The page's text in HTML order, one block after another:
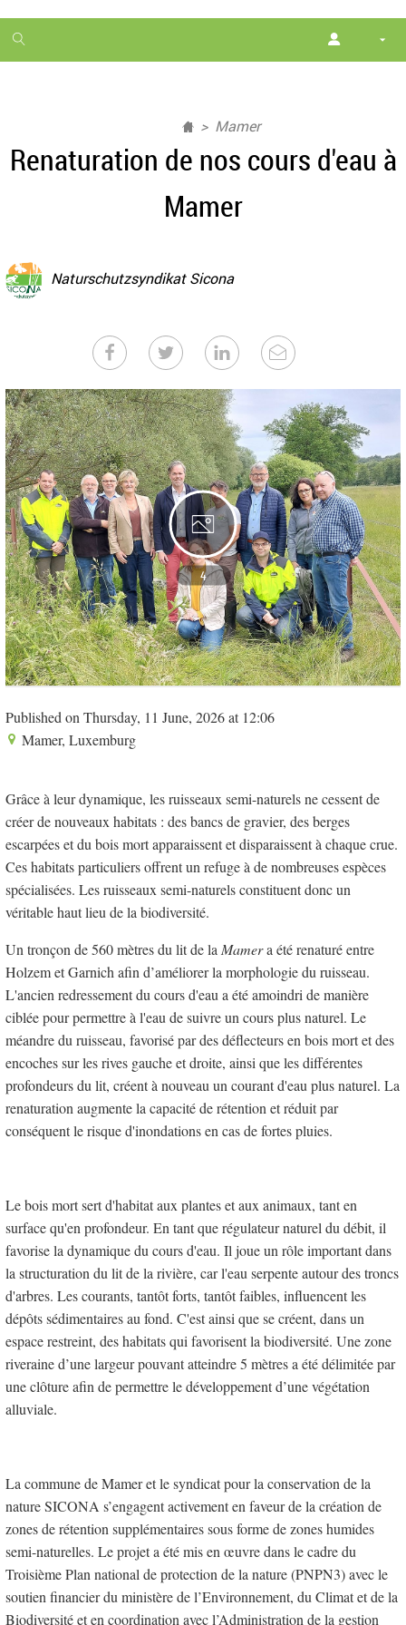
1
month
Mamer
Renaturation de nos cours d'eau à
Mamer
Naturschutzsyndikat Sicona
4
Published on Thursday, 11 June, 2026 at 12:06
Mamer, Luxemburg
Grâce à leur dynamique, les ruisseaux semi-naturels ne cessent de
créer de nouveaux habitats : des bancs de gravier, des berges
escarpées et du bois mort apparaissent et disparaissent à chaque crue.
Ces habitats particuliers offrent un refuge à de nombreuses espèces
spécialisées. Les ruisseaux semi-naturels constituent donc un
véritable haut lieu de la biodiversité.
Un tronçon de 560 mètres du lit de la Mamera été renaturé entre
Holzem et Garnich afin d’améliorer la morphologie du ruisseau.
L'ancien redressement du cours d'eau a été amoindri de manière
ciblée pour permettre à l'eau de suivre un cours plus naturel. Le
méandre du ruisseau, favorisé par des déflecteurs en bois mort et des
encoches sur les rives gauche et droite, ainsi que les différentes
profondeurs du lit, créent à nouveau un courant d'eau plus naturel. La
renaturation augmente la capacité de rétention et réduit par
conséquent le risque d'inondations en cas de fortes pluies.
Le bois mort sert d'habitat aux plantes et aux animaux, tant en
surface qu'en profondeur. En tant que régulateur naturel du débit, il
favorise la dynamique du cours d'eau. Il joue un rôle important dans
la structuration du lit de la rivière, car l'eau serpente autour des troncs
d'arbres. Les courants, tantôt forts, tantôt faibles, influencent les
dépôts sédimentaires au fond. C'est ainsi que se créent, dans un
espace restreint, des habitats qui favorisent la biodiversité. Une zone
riveraine d’une largeur pouvant atteindre 5 mètres a été délimitée par
une clôture afin de permettre le développement d’une végétation
alluviale.
La commune de Mamer et le syndicat pour la conservation de la
nature SICONA s’engagent activement en faveur de la création de
zones de rétention supplémentaires sous forme de zones humides
semi-naturelles. Le projet a été mis en œuvre dans le cadre du
Troisième Plan national de protection de la nature (PNPN3) avec le
soutien financier du ministère de l’Environnement, du Climat et de la
Biodiversité et en coordination avec l’Administration de la gestion